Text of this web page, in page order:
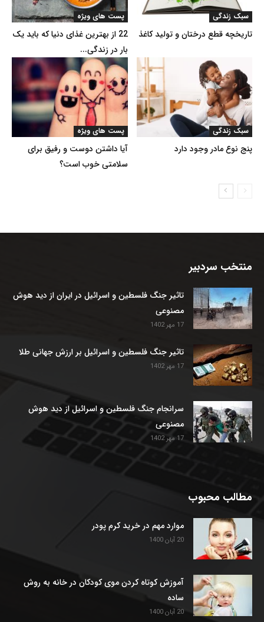
پست های ویژه
22 از بهترین غذای دنیا که باید یک
بار در زندگی...
سبک زندگی
تاریخچه قطع درختان و تولید کاغذ
پست های ویژه
آیا داشتن دوست و رفیق برای
سلامتی خوب است؟
سبک زندگی
پنج نوع مادر وجود دارد
منتخب سردبیر
تاثیر جنگ فلسطین و اسرائیل در ایران از دید هوش
مصنوعی
17 مهر 1402
تاثیر جنگ فلسطین و اسرائیل بر ارزش جهانی طلا
17 مهر 1402
سرانجام جنگ فلسطین و اسرائیل از دید هوش
مصنوعی
17 مهر 1402
مطالب محبوب
موارد مهم در خرید کرم پودر
20 آبان 1400
آموزش کوتاه کردن موی کودکان در خانه به روش
ساده
20 آبان 1400